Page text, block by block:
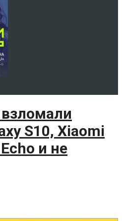
S10, Xiaomi
и не